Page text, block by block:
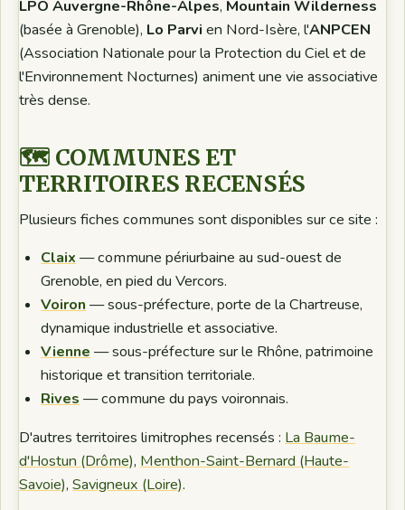
LPO Auvergne-Rhône-Alpes, Mountain Wilderness
(basée à Grenoble), Lo Parvi en Nord-Isère, l'ANPCEN
(Association Nationale pour la Protection du Ciel et de
l'Environnement Nocturnes) animent une vie associative
très dense.
🗺️ COMMUNES ET
TERRITOIRES RECENSÉS
Plusieurs fiches communes sont disponibles sur ce site :
Claix — commune périurbaine au sud-ouest de
Grenoble, en pied du Vercors.
Voiron — sous-préfecture, porte de la Chartreuse,
dynamique industrielle et associative.
Vienne — sous-préfecture sur le Rhône, patrimoine
historique et transition territoriale.
Rives — commune du pays voironnais.
D'autres territoires limitrophes recensés : La Baume-
d'Hostun (Drôme), Menthon-Saint-Bernard (Haute-
Savoie),Savigneux (Loire).